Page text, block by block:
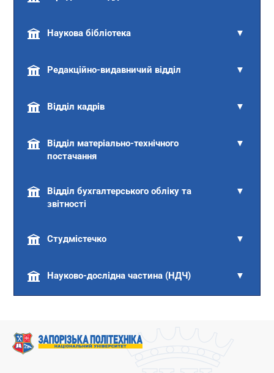
Наукова бібліотека ▼
Редакційно-видавничий відділ ▼
Відділ кадрів ▼
Відділ матеріально-технічного
постачання
▼
Відділ бухгалтерського обліку та
звітності
▼
Студмістечко ▼
Науково-дослідна частина (НДЧ) ▼